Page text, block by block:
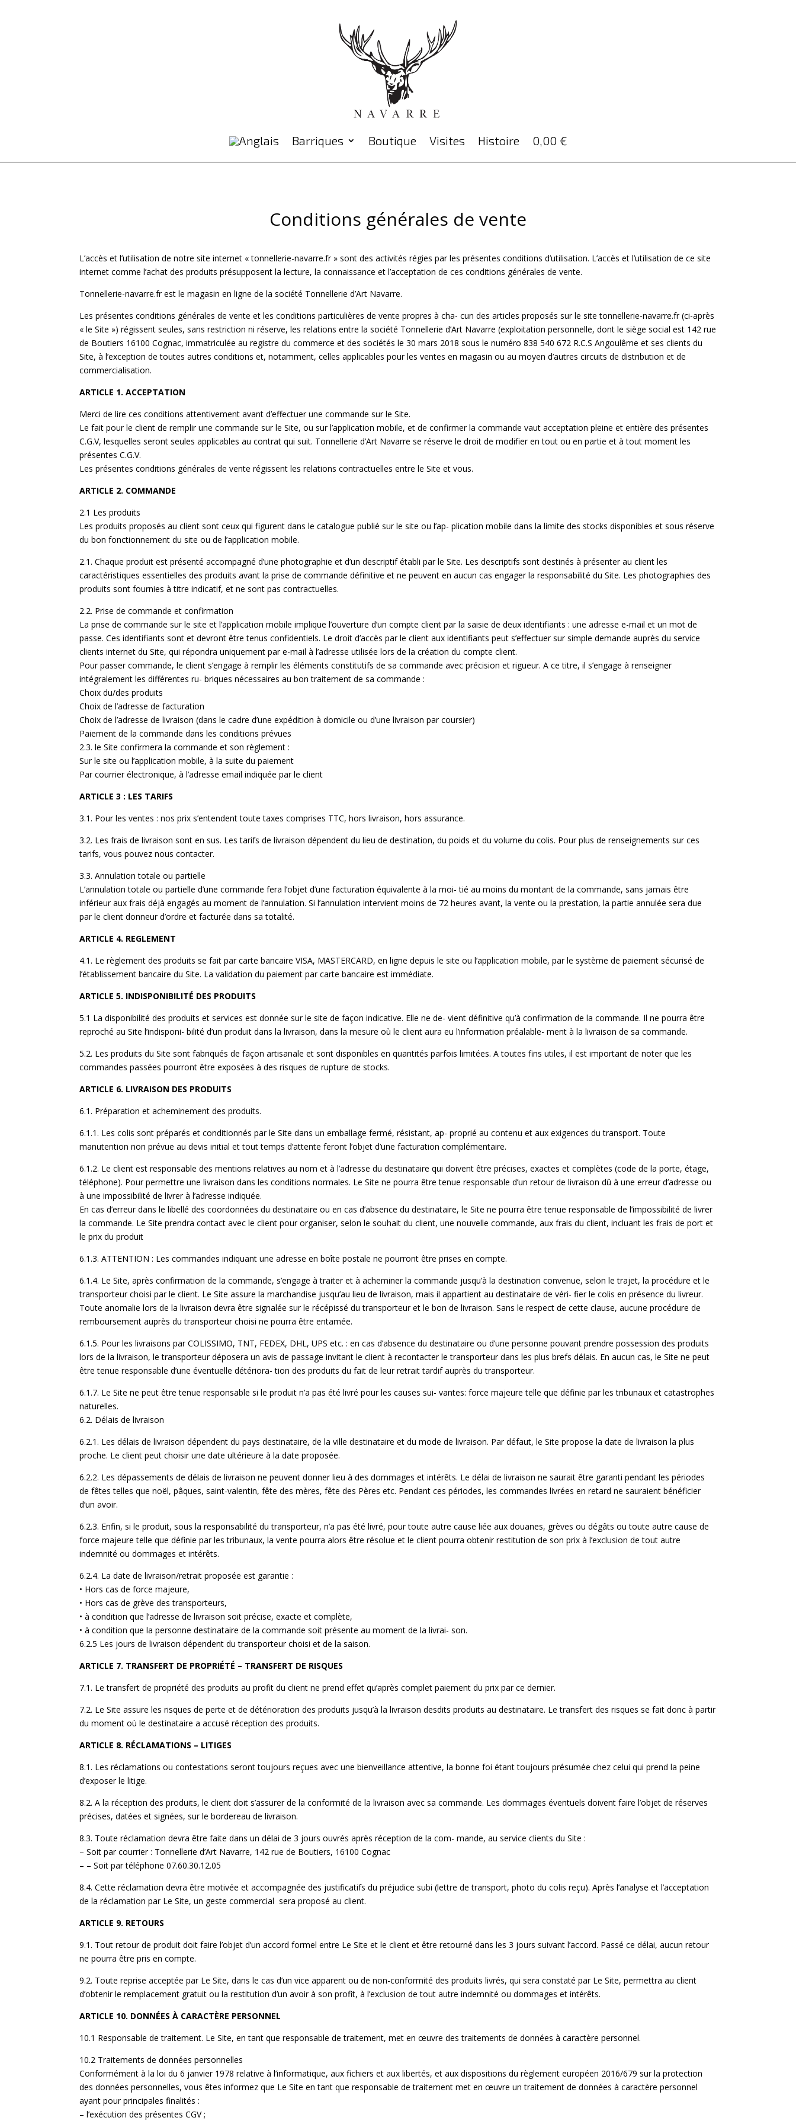
Barriques Boutique Visites Histoire 0,00 €
Conditions générales de vente
L’accès et l’utilisation de notre site internet « tonnellerie-navarre.fr » sont des activités régies par les présentes conditions d’utilisation. L’accès et l’utilisation de ce site
internet comme l’achat des produits présupposent la lecture, la connaissance et l’acceptation de ces conditions générales de vente.
Tonnellerie-navarre.fr est le magasin en ligne de la société Tonnellerie d’Art Navarre.
Les présentes conditions générales de vente et les conditions particulières de vente propres à cha- cun des articles proposés sur le site tonnellerie-navarre.fr (ci-après
« le Site ») régissent seules, sans restriction ni réserve, les relations entre la société Tonnellerie d’Art Navarre (exploitation personnelle, dont le siège social est 142 rue
de Boutiers 16100 Cognac, immatriculée au registre du commerce et des sociétés le 30 mars 2018 sous le numéro 838 540 672 R.C.S Angoulême et ses clients du
Site, à l’exception de toutes autres conditions et, notamment, celles applicables pour les ventes en magasin ou au moyen d’autres circuits de distribution et de
commercialisation.
ARTICLE 1. ACCEPTATION
Merci de lire ces conditions attentivement avant d’effectuer une commande sur le Site.
Le fait pour le client de remplir une commande sur le Site, ou sur l’application mobile, et de confirmer la commande vaut acceptation pleine et entière des présentes
C.G.V, lesquelles seront seules applicables au contrat qui suit. Tonnellerie d’Art Navarre se réserve le droit de modifier en tout ou en partie et à tout moment les
présentes C.G.V.
Les présentes conditions générales de vente régissent les relations contractuelles entre le Site et vous.
ARTICLE 2. COMMANDE
2.1 Les produits
Les produits proposés au client sont ceux qui figurent dans le catalogue publié sur le site ou l’ap- plication mobile dans la limite des stocks disponibles et sous réserve
du bon fonctionnement du site ou de l’application mobile.
2.1. Chaque produit est présenté accompagné d’une photographie et d’un descriptif établi par le Site. Les descriptifs sont destinés à présenter au client les
caractéristiques essentielles des produits avant la prise de commande définitive et ne peuvent en aucun cas engager la responsabilité du Site. Les photographies des
produits sont fournies à titre indicatif, et ne sont pas contractuelles.
2.2. Prise de commande et confirmation
La prise de commande sur le site et l’application mobile implique l’ouverture d’un compte client par la saisie de deux identifiants : une adresse e-mail et un mot de
passe. Ces identifiants sont et devront être tenus confidentiels. Le droit d’accès par le client aux identifiants peut s’effectuer sur simple demande auprès du service
clients internet du Site, qui répondra uniquement par e-mail à l’adresse utilisée lors de la création du compte client.
Pour passer commande, le client s’engage à remplir les éléments constitutifs de sa commande avec précision et rigueur. A ce titre, il s’engage à renseigner
intégralement les différentes ru- briques nécessaires au bon traitement de sa commande :
Choix du/des produits
Choix de l’adresse de facturation
Choix de l’adresse de livraison (dans le cadre d’une expédition à domicile ou d’une livraison par coursier)
Paiement de la commande dans les conditions prévues
2.3. le Site confirmera la commande et son règlement :
Sur le site ou l’application mobile, à la suite du paiement
Par courrier électronique, à l’adresse email indiquée par le client
ARTICLE 3 : LES TARIFS
3.1. Pour les ventes : nos prix s’entendent toute taxes comprises TTC, hors livraison, hors assurance.
3.2. Les frais de livraison sont en sus. Les tarifs de livraison dépendent du lieu de destination, du poids et du volume du colis. Pour plus de renseignements sur ces
tarifs, vous pouvez nous contacter.
3.3. Annulation totale ou partielle
L’annulation totale ou partielle d’une commande fera l’objet d’une facturation équivalente à la moi- tié au moins du montant de la commande, sans jamais être
inférieur aux frais déjà engagés au moment de l’annulation.Si l’annulation intervient moins de 72 heures avant, la vente ou la prestation, la partie annulée sera due
par le client donneur d’ordre et facturée dans sa totalité.
ARTICLE 4. REGLEMENT
4.1. Le règlement des produits se fait par carte bancaire VISA, MASTERCARD, en ligne depuis le site ou l’application mobile, par le système de paiement sécurisé de
l’établissement bancaire du Site. La validation du paiement par carte bancaire est immédiate.
ARTICLE 5. INDISPONIBILITÉ DES PRODUITS
5.1 La disponibilité des produits et services est donnée sur le site de façon indicative. Elle ne de- vient définitive qu’à confirmation de la commande. Il ne pourra être
reproché au Site l’indisponi- bilité d’un produit dans la livraison, dans la mesure où le client aura eu l’information préalable- ment à la livraison de sa commande.
5.2. Les produits du Site sont fabriqués de façon artisanale et sont disponibles en quantités parfois limitées. A toutes fins utiles, il est important de noter que les
commandes passées pourront être exposées à des risques de rupture de stocks.
ARTICLE 6. LIVRAISON DES PRODUITS
6.1. Préparation et acheminement des produits.
6.1.1. Les colis sont préparés et conditionnés par le Site dans un emballage fermé, résistant, ap- proprié au contenu et aux exigences du transport. Toute
manutention non prévue au devis initial et tout temps d’attente feront l’objet d’une facturation complémentaire.
6.1.2. Le client est responsable des mentions relatives au nom et à l’adresse du destinataire qui doivent être précises, exactes et complètes (code de la porte, étage,
téléphone). Pour permettre une livraison dans les conditions normales. Le Site ne pourra être tenue responsable d’un retour de livraison dû à une erreur d’adresse ou
à une impossibilité de livrer à l’adresse indiquée.
En cas d’erreur dans le libellé des coordonnées du destinataire ou en cas d’absence du destinataire, le Site ne pourra être tenue responsable de l’impossibilité de livrer
la commande. Le Site prendra contact avec le client pour organiser, selon le souhait du client, une nouvelle commande, aux frais du client, incluant les frais de port et
le prix du produit
6.1.3. ATTENTION : Les commandes indiquant une adresse en boîte postale ne pourront être prises en compte.
6.1.4. Le Site, après confirmation de la commande, s’engage à traiter et à acheminer la commande jusqu’à la destination convenue, selon le trajet, la procédure et le
transporteur choisi par le client. Le Site assure la marchandise jusqu’au lieu de livraison, mais il appartient au destinataire de véri- fier le colis en présence du livreur.
Toute anomalie lors de la livraison devra être signalée sur lerécépissé du transporteur et le bon de livraison. Sans le respect de cette clause, aucune procédure de
remboursement auprès du transporteur choisi ne pourra être entamée.
6.1.5. Pour les livraisons par COLISSIMO, TNT, FEDEX, DHL, UPS etc. : en cas d’absence du destinataire ou d’une personne pouvant prendre possession des produits
lors de la livraison, le transporteur déposera un avis de passage invitant le client à recontacter le transporteur dans les plus brefs délais. En aucun cas, le Site ne peut
être tenue responsable d’une éventuelle détériora- tion des produits du fait de leur retrait tardif auprès du transporteur.
6.1.7. Le Site ne peut être tenue responsable si le produit n’a pas été livré pour les causes sui- vantes: force majeure telle que définie par les tribunaux et catastrophes
naturelles.
6.2. Délais de livraison
6.2.1. Les délais de livraison dépendent du pays destinataire, de la ville destinataire et du mode de livraison. Par défaut, le Site propose la date de livraison la plus
proche. Le client peut choisir une date ultérieure à la date proposée.
6.2.2. Les dépassements de délais de livraison ne peuvent donner lieu à des dommages et intérêts. Le délai de livraison ne saurait être garanti pendant les périodes
de fêtes telles que noël, pâques, saint-valentin, fête des mères, fête des Pères etc. Pendant ces périodes, les commandes livrées en retard ne sauraient bénéficier
d’un avoir.
6.2.3. Enfin, si le produit, sous la responsabilité du transporteur, n’a pas été livré, pour toute autre cause liée aux douanes, grèves ou dégâts ou toute autre cause de
force majeure telle que définie par les tribunaux, la vente pourra alors être résolue et le client pourra obtenir restitution de son prix à l’exclusion de tout autre
indemnité ou dommages et intérêts.
6.2.4. La date de livraison/retrait proposée est garantie :
• Hors cas de force majeure,
• Hors cas de grève des transporteurs,
• à condition que l’adresse de livraison soit précise, exacte et complète,
• à condition que la personne destinataire de la commande soit présente au moment de la livrai- son.
6.2.5 Les jours de livraison dépendent du transporteur choisi et de la saison.
ARTICLE 7. TRANSFERT DE PROPRIÉTÉ – TRANSFERT DE RISQUES
7.1. Le transfert de propriété des produits au profit du client ne prend effet qu’après complet paiement du prix par ce dernier.
7.2. Le Site assure les risques de perte et de détérioration des produits jusqu’à la livraison desdits produits au destinataire. Le transfert des risques se fait donc à partir
du moment où le destinataire a accusé réception des produits.
ARTICLE 8. RÉCLAMATIONS – LITIGES
8.1. Les réclamations ou contestations seront toujours reçues avec une bienveillance attentive, la bonne foi étant toujours présumée chez celui qui prend la peine
d’exposer le litige.
8.2. A la réception des produits, le client doit s’assurer de la conformité de la livraison avec sa commande. Les dommages éventuels doivent faire l’objet de réserves
précises, datées et signées, sur le bordereau de livraison.
8.3. Toute réclamation devra être faite dans un délai de 3 jours ouvrés après réception de la com- mande, au service clients du Site :
– Soit par courrier : Tonnellerie d’Art Navarre, 142 rue de Boutiers, 16100 Cognac
– – Soit par téléphone 07.60.30.12.05
8.4. Cette réclamation devra être motivée et accompagnée des justificatifs du préjudice subi (lettre de transport, photo du colis reçu). Après l’analyse et l’acceptation
de la réclamation par Le Site, un geste commercial sera proposé au client.
ARTICLE 9. RETOURS
9.1. Tout retour de produit doit faire l’objet d’un accord formel entre Le Site et le client et être retourné dans les 3 jours suivant l’accord. Passé ce délai, aucun retour
ne pourra être pris en compte.
9.2. Toute reprise acceptée par Le Site, dans le cas d’un vice apparent ou de non-conformité des produits livrés, qui sera constaté par Le Site, permettra au client
d’obtenir le remplacement gratuit ou la restitution d’un avoir à son profit, à l’exclusion de tout autre indemnité ou dommages et intérêts.
ARTICLE 10. DONNÉES À CARACTÈRE PERSONNEL
10.1 Responsable de traitement. Le Site, en tant que responsable de traitement, met en œuvre des traitements de données à caractère personnel.
10.2 Traitements de données personnelles
Conformément à la loi du 6 janvier 1978 relative à l’informatique, aux fichiers et aux libertés, et aux dispositions du règlement européen 2016/679 sur la protection
des données personnelles, vous êtes informez que Le Site en tant que responsable de traitement met en œuvre un traitement de données à caractère personnel
ayant pour principales finalités :
– l’exécution des présentes CGV ;